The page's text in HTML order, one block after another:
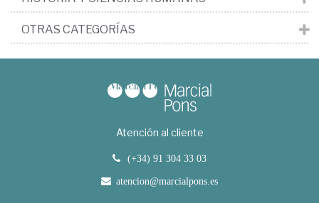
OTRAS CATEGORÍAS
Atención al cliente
(+34) 91 304 33 03
atencion@marcialpons.es